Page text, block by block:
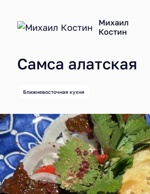
Михаил
Костин
Самса алатская
Ближневосточная кухня